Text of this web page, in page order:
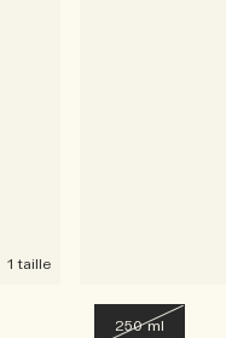
1 taille
250 ml